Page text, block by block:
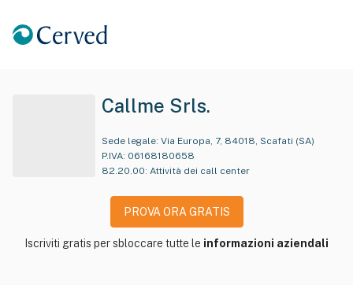
Callme Srls.
Sede legale: Via Europa, 7, 84018, Scafati (SA)
P.IVA: 06168180658
82.20.00: Attività dei call center
PROVA ORA GRATIS
Iscriviti gratis per sbloccare tutte le informazioni aziendali